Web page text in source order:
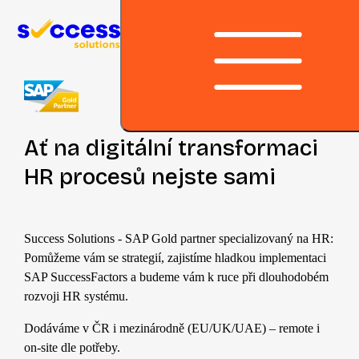
Ať na digitální transformaci
HR procesů nejste sami
Success Solutions - SAP Gold partner specializovaný na HR:
Pomůžeme vám se strategií, zajistíme hladkou implementaci
SAP SuccessFactors a budeme vám k ruce při dlouhodobém
rozvoji HR systému.
Dodáváme v ČR i mezinárodně (EU/UK/UAE) – remote i
on-site dle potřeby.